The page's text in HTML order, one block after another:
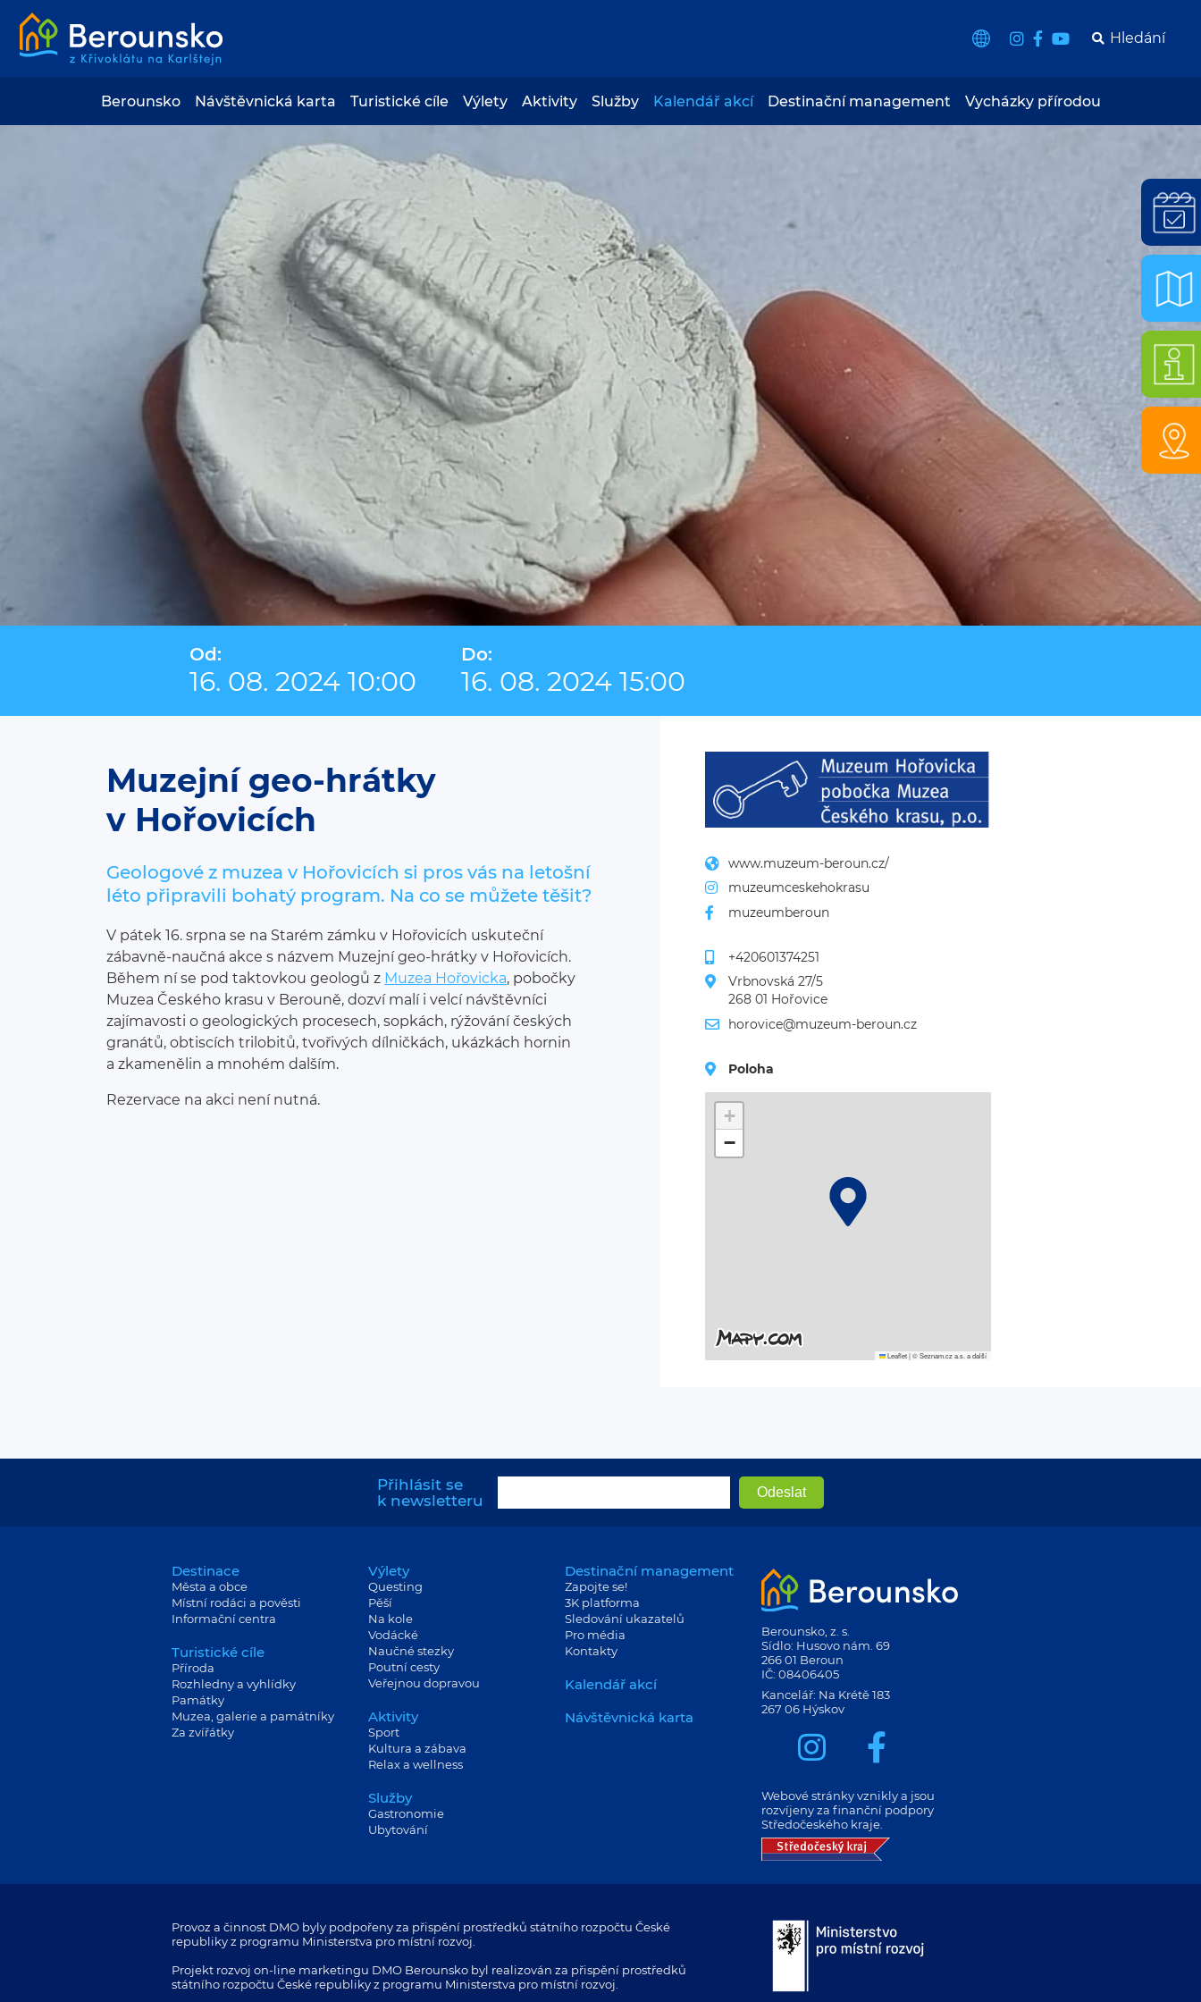
Berounsko Návštěvnická karta Turistické cíle Výlety Aktivity Služby Kalendář akcí Destinační management Vycházky přírodou
Od:
16. 08. 2024 10:00
Do:
16. 08. 2024 15:00
Muzejní geo-hrátky
v Hořovicích
Geologové z muzea v Hořovicích si pros vás na letošní
léto připravili bohatý program. Na co se můžete těšit?
V pátek 16. srpna se na Starém zámku v Hořovicích uskuteční
zábavně-naučná akce s názvem Muzejní geo-hrátky v Hořovicích.
Během ní se pod taktovkou geologů z Muzea Hořovicka, pobočky
Muzea Českého krasu v Berouně, dozví malí i velcí návštěvníci
zajímavosti o geologických procesech, sopkách, rýžování českých
granátů, obtiscích trilobitů, tvořivých dílničkách, ukázkách hornin
a zkamenělin a mnohém dalším.
Rezervace na akci není nutná.
www.muzeum-beroun.cz/
muzeumceskehokrasu
muzeumberoun
+420601374251
Vrbnovská 27/5
268 01 Hořovice
horovice@muzeum-beroun.cz
Poloha
+
−
Leaflet|© Seznam.cz a.s. a další
Přihlásit se
k newsletteru
Destinace
Města a obce
Místní rodáci a pověsti
Informační centra
Turistické cíle
Příroda
Rozhledny a vyhlídky
Památky
Muzea, galerie a památníky
Za zvířátky
Výlety
Questing
Pěší
Na kole
Vodácké
Naučné stezky
Poutní cesty
Veřejnou dopravou
Aktivity
Sport
Kultura a zábava
Relax a wellness
Služby
Gastronomie
Ubytování
Destinační management
Zapojte se!
3K platforma
Sledování ukazatelů
Pro média
Kontakty
Kalendář akcí
Návštěvnická karta
Berounsko, z. s.
Sídlo: Husovo nám. 69
266 01 Beroun
IČ: 08406405
Kancelář: Na Krétě 183
267 06 Hýskov
Webové stránky vznikly a jsou
rozvíjeny za finanční podpory
Středočeského kraje.
Provoz a činnost DMO byly podpořeny za přispění prostředků státního rozpočtu České
republiky z programu Ministerstva pro místní rozvoj.
Projekt rozvoj on-line marketingu DMO Berounsko byl realizován za přispění prostředků
státního rozpočtu České republiky z programu Ministerstva pro místní rozvoj.